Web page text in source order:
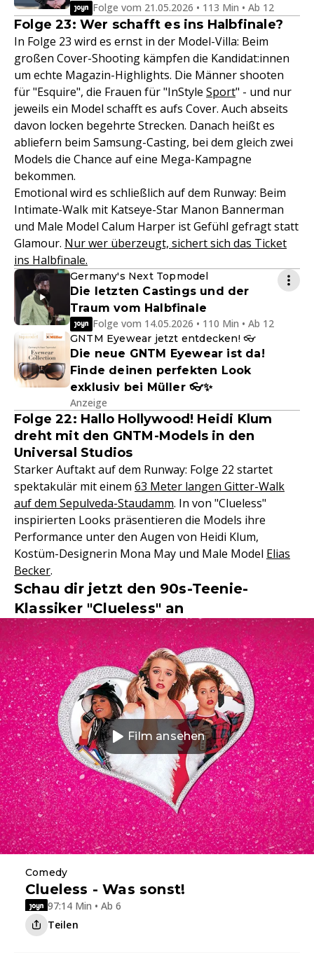
Folge vom 21.05.2026 • 113 Min • Ab 12
Folge 23: Wer schafft es ins Halbfinale?
In Folge 23 wird es ernst in der Model-Villa: Beim
großen Cover-Shooting kämpfen die Kandidat:innen
um echte Magazin-Highlights. Die Männer shooten
für "Esquire", die Frauen für "InStyle Sport" - und nur
jeweils ein Model schafft es aufs Cover. Auch abseits
davon locken begehrte Strecken. Danach heißt es
abliefern beim Samsung-Casting, bei dem gleich zwei
Models die Chance auf eine Mega-Kampagne
bekommen.
Emotional wird es schließlich auf dem Runway: Beim
Intimate-Walk mit Katseye-Star Manon Bannerman
und Male Model Calum Harper ist Gefühl gefragt statt
Glamour. Nur wer überzeugt, sichert sich das Ticket
ins Halbfinale.
Germany's Next Topmodel
Die letzten Castings und der
Traum vom Halbfinale
Folge vom 14.05.2026 • 110 Min • Ab 12
GNTM Eyewear jetzt entdecken! 👓
Die neue GNTM Eyewear ist da!
Finde deinen perfekten Look
exklusiv bei Müller 👓✨
Anzeige
Folge 22: Hallo Hollywood! Heidi Klum
dreht mit den GNTM-Models in den
Universal Studios
Starker Auftakt auf dem Runway: Folge 22 startet
spektakulär mit einem 63 Meter langen Gitter-Walk
auf dem Sepulveda-Staudamm. In von "Clueless"
inspirierten Looks präsentieren die Models ihre
Performance unter den Augen von Heidi Klum,
Kostüm-Designerin Mona May und Male Model Elias
Becker.
Schau dir jetzt den 90s-Teenie-
Klassiker "Clueless" an
Film ansehen
Comedy
Clueless - Was sonst!
97:14 Min • Ab 6
Teilen